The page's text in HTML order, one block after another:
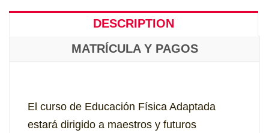
DESCRIPTION
MATRÍCULA Y PAGOS
El curso de Educación Física Adaptada
estará dirigido a maestros y futuros